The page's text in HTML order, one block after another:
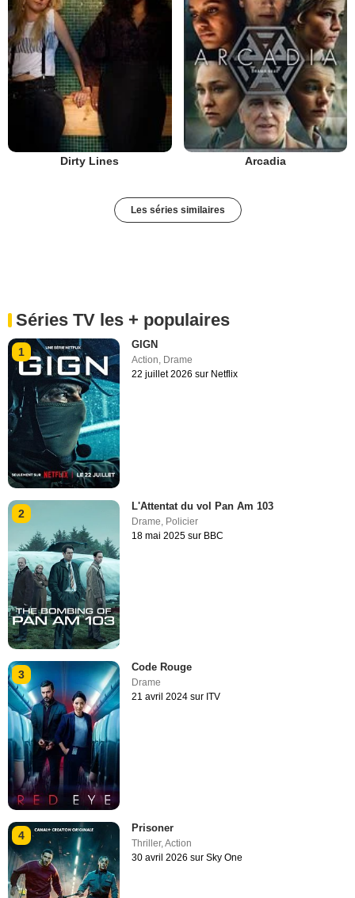
Dirty Lines Arcadia
Les séries similaires
Séries TV les + populaires
1
GIGN
Action, Drame
22 juillet 2026 sur Netflix
2
L'Attentat du vol Pan Am 103
Drame Policier
18 mai 2025 sur BBC
3
Code Rouge
Drame
21 avril 2024 sur ITV
4
Prisoner
Thriller,Action
30 avril 2026 sur Sky One